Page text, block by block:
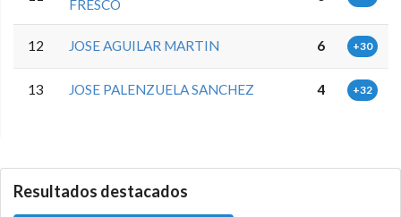
FRESCO
12 JOSE AGUILAR MARTIN 6 +30
13 JOSE PALENZUELA SANCHEZ 4 +32
Resultados destacados